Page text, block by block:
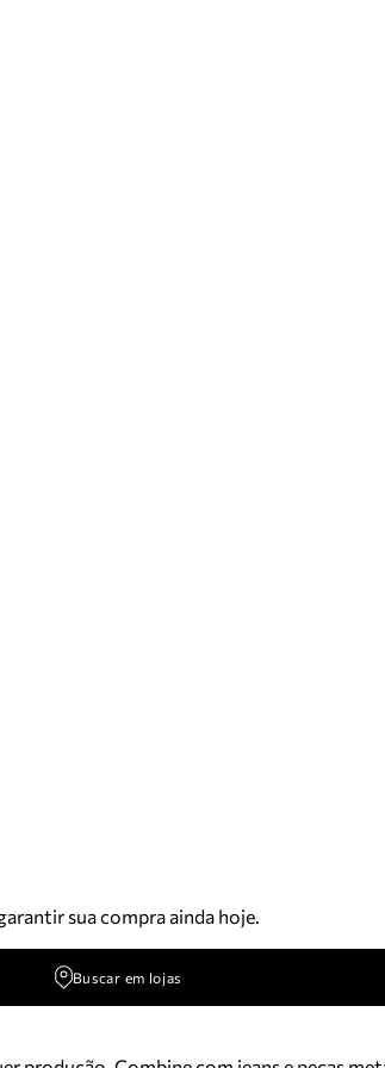
sua compra ainda hoje.
Buscar em lojas